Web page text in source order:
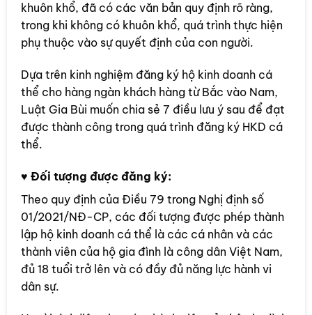
khuôn khổ, đã có các văn bản quy định rõ ràng,
trong khi không có khuôn khổ, quá trình thực hiện
phụ thuộc vào sự quyết định của con người.
Dựa trên kinh nghiệm đăng ký hộ kinh doanh cá
thể cho hàng ngàn khách hàng từ Bắc vào Nam,
Luật Gia Bùi muốn chia sẻ 7 điều lưu ý sau để đạt
được thành công trong quá trình đăng ký HKD cá
thể.
♥ Đối tượng được đăng ký:
Theo quy định của Điều 79 trong Nghị định số
01/2021/NĐ-CP, các đối tượng được phép thành
lập hộ kinh doanh cá thể là các cá nhân và các
thành viên của hộ gia đình là công dân Việt Nam,
đủ 18 tuổi trở lên và có đầy đủ năng lực hành vi
dân sự.